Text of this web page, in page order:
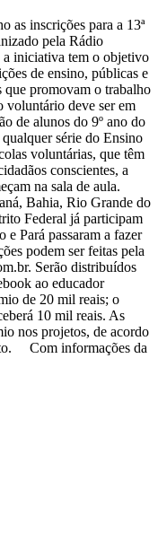
as inscrições para a 13ª
pela Rádio
a iniciativa tem o objetivo
de ensino, públicas e
que promovam o trabalho
voluntário deve ser em
de alunos do 9º ano do
série do Ensino
voluntárias, que têm
conscientes, a
na sala de aula.
Bahia, Rio Grande do
Federal já participam
e Pará passaram a fazer
podem ser feitas pela
Serão distribuídos
ao educador
de 20 mil reais; o
10 mil reais. As
nos projetos, de acordo
Com informações da